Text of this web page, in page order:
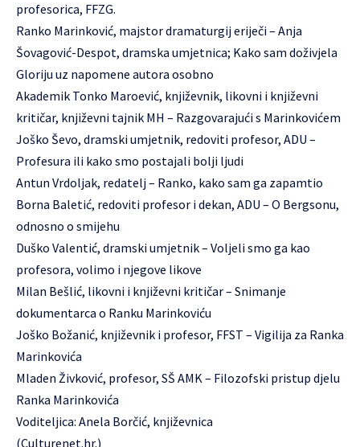
profesorica, FFZG.
Ranko Marinković, majstor dramaturgij eriječi – Anja
Šovagović-Despot, dramska umjetnica; Kako sam doživjela
Gloriju uz napomene autora osobno
Akademik Tonko Maroević, književnik, likovni i književni
kritičar, književni tajnik MH – Razgovarajući s Marinkovićem
Joško Ševo, dramski umjetnik, redoviti profesor, ADU –
Profesura ili kako smo postajali bolji ljudi
Antun Vrdoljak, redatelj – Ranko, kako sam ga zapamtio
Borna Baletić, redoviti profesor i dekan, ADU – O Bergsonu,
odnosno o smijehu
Duško Valentić, dramski umjetnik – Voljeli smo ga kao
profesora, volimo i njegove likove
Milan Bešlić, likovni i književni kritičar – Snimanje
dokumentarca o Ranku Marinkoviću
Joško Božanić, književnik i profesor, FFST – Vigilija za Ranka
Marinkovića
Mladen Živković, profesor, SŠ AMK – Filozofski pristup djelu
Ranka Marinkovića
Voditeljica: Anela Borčić, književnica
(Culturenet.hr.)